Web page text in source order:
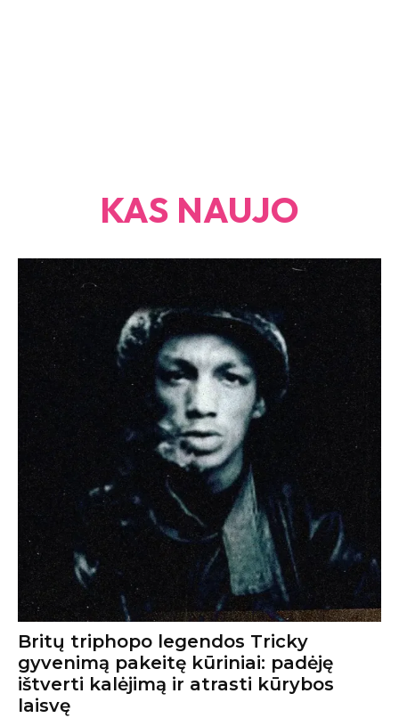
KAS NAUJO
Britų triphopo legendos Tricky
gyvenimą pakeitę kūriniai: padėję
ištverti kalėjimą ir atrasti kūrybos
laisvę